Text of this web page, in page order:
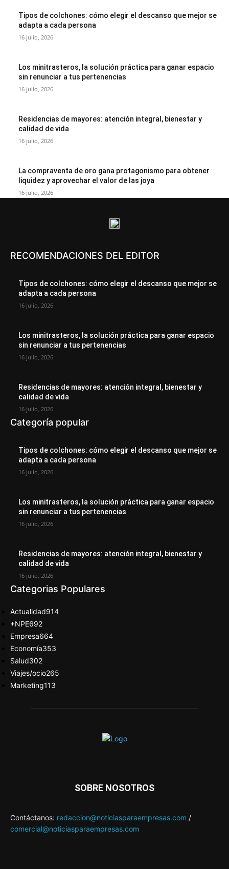
Tipos de colchones: cómo elegir el descanso que mejor se
adapta a cada persona
16 julio, 2026
Los minitrasteros, la solución práctica para ganar espacio
sin renunciar a tus pertenencias
16 julio, 2026
Residencias de mayores: atención integral, bienestar y
calidad de vida
16 julio, 2026
La compraventa de oro gana protagonismo para obtener
liquidez y aprovechar el valor de las joya
16 julio, 2026
RECOMENDACIONES DEL EDITOR
Tipos de colchones: cómo elegir el descanso que mejor se
adapta a cada persona
16 julio, 2026
Los minitrasteros, la solución práctica para ganar espacio
sin renunciar a tus pertenencias
16 julio, 2026
Residencias de mayores: atención integral, bienestar y
calidad de vida
16 julio, 2026
Categoría popular
Tipos de colchones: cómo elegir el descanso que mejor se
adapta a cada persona
16 julio, 2026
Los minitrasteros, la solución práctica para ganar espacio
sin renunciar a tus pertenencias
16 julio, 2026
Residencias de mayores: atención integral, bienestar y
calidad de vida
16 julio, 2026
Categorias Populares
Actualidad914
+NPE692
Empresa664
Economía353
Salud302
Viajes/ocio265
Marketing113
SOBRE NOSOTROS
Contáctanos: redaccion@noticiasparaempresas.com /
comercial@noticiasparaempresas.com